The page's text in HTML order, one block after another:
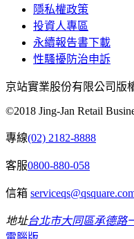
隱私權政策
投資人專區
永續報告書下載
性騷擾防治申訴
京站實業股份有限公司版
©2018 Jing-Jan Retail
專線(02) 2182-8888
客服0800-880-058
信箱
地址台北市大同區承德路